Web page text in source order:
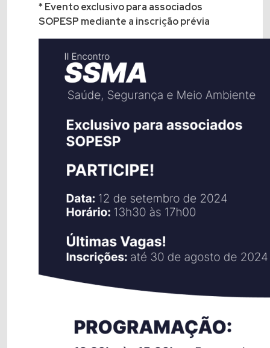
* Evento exclusivo para associados
SOPESP mediante a inscrição prévia